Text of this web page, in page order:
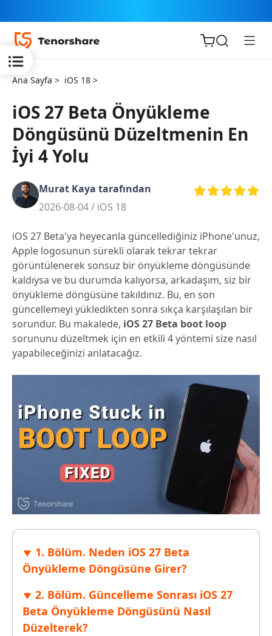
iOS için
ReiBoot
Tenorshare
PDNob
iAnyGo
Ana Sayfa > iOS 18 >
iOS 27 Beta Önyükleme
Döngüsünü Düzeltmenin En
İyi 4 Yolu
Murat Kaya tarafından
2026-08-04 / iOS 18
iOS 27 Beta'ya heyecanla güncellediğiniz iPhone'unuz,
Apple logosunun sürekli olarak tekrar tekrar
görüntülenerek sonsuz bir önyükleme döngüsünde
kaldıysa ve bu durumda kalıyorsa, arkadaşım, siz bir
önyükleme döngüsüne takıldınız. Bu, en son
güncellemeyi yükledikten sonra sıkça karşılaşılan bir
sorundur. Bu makalede, iOS 27 Beta boot loop
sorununu düzeltmek için en etkili 4 yöntemi size nasıl
yapabileceğinizi anlatacağız.
1. Bölüm. Neden iOS 27 Beta
Önyükleme Döngüsüne Girer?
2. Bölüm. Güncelleme Sonrası iOS 27
Beta Önyükleme Döngüsünü Nasıl
Düzelterek?